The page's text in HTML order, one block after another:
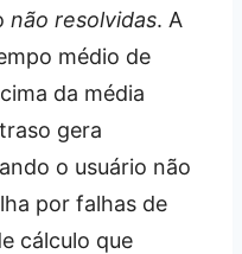
não resolvidas. A
médio de
da média
gera
o usuário não
por falhas de
cálculo que